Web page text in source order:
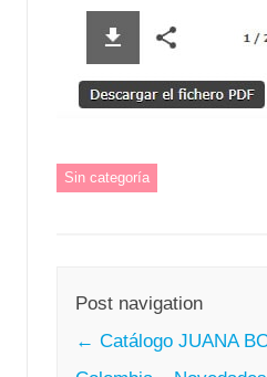
Sin categoría
Post navigation
← Catálogo JUANA